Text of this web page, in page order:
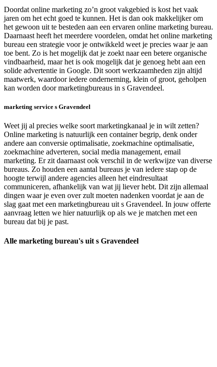
Doordat online marketing zo’n groot vakgebied is kost het vaak
jaren om het echt goed te kunnen. Het is dan ook makkelijker om
het gewoon uit te besteden aan een ervaren online marketing bureau.
Daarnaast heeft het meerdere voordelen, omdat het online marketing
bureau een strategie voor je ontwikkeld weet je precies waar je aan
toe bent. Zo is het mogelijk dat je zoekt naar een betere organische
vindbaarheid, maar het is ook mogelijk dat je genoeg hebt aan een
solide advertentie in Google. Dit soort werkzaamheden zijn altijd
maatwerk, waardoor iedere onderneming, klein of groot, geholpen
kan worden door marketingbureaus in s Gravendeel.
marketing service s Gravendeel
Weet jij al precies welke soort marketingkanaal je in wilt zetten?
Online marketing is natuurlijk een container begrip, denk onder
andere aan conversie optimalisatie, zoekmachine optimalisatie,
zoekmachine adverteren, social media management, email
marketing. Er zit daarnaast ook verschil in de werkwijze van diverse
bureaus. Zo houden een aantal bureaus je van iedere stap op de
hoogte terwijl andere agencies alleen het eindresultaat
communiceren, afhankelijk van wat jij liever hebt. Dit zijn allemaal
dingen waar je even over zult moeten nadenken voordat je aan de
slag gaat met een marketingbureau uit s Gravendeel. In jouw offerte
aanvraag letten we hier natuurlijk op als we je matchen met een
bureau dat bij je past.
Alle marketing bureau's uit s Gravendeel